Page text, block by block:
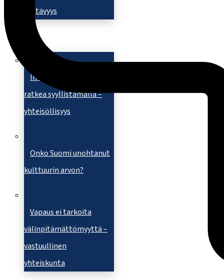
kestävyys
Mielipide
Ilmastoahdistus ei
ratkea syyllistämällä –
yhteisöllisyys
Onko Suomi unohtanut
kulttuurin arvon?
Vapaus ei tarkoita
välinpitämättömyyttä –
vastuullinen
yhteiskunta